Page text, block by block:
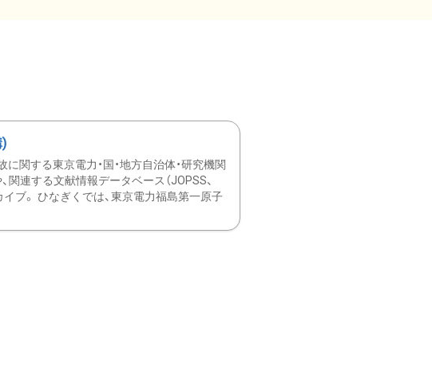
関する東京電力・国・地方自治体・研究機関
連する文献情報データベース（JOPSS、
ブ。 ひなぎくでは、東京電力福島第一原子